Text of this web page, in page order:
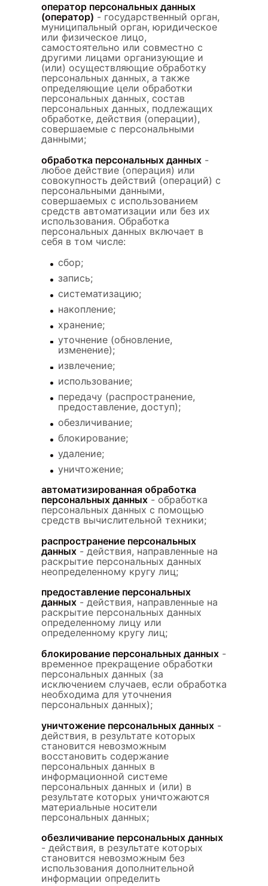
оператор персональных данных
(оператор) - государственный орган,
муниципальный орган, юридическое
или физическое лицо,
самостоятельно или совместно с
другими лицами организующие и
(или) осуществляющие обработку
персональных данных, а также
определяющие цели обработки
персональных данных, состав
персональных данных, подлежащих
обработке, действия (операции),
совершаемые с персональными
данными;
обработка персональных данных -
любое действие (операция) или
совокупность действий (операций) с
персональными данными,
совершаемых с использованием
средств автоматизации или без их
использования. Обработка
персональных данных включает в
себя в том числе:
сбор;
запись;
систематизацию;
накопление;
хранение;
уточнение (обновление,
изменение);
извлечение;
использование;
передачу (распространение,
предоставление, доступ);
обезличивание;
блокирование;
удаление;
уничтожение;
автоматизированная обработка
персональных данных - обработка
персональных данных с помощью
средств вычислительной техники;
распространение персональных
данных - действия, направленные на
раскрытие персональных данных
неопределенному кругу лиц;
предоставление персональных
данных - действия, направленные на
раскрытие персональных данных
определенному лицу или
определенному кругу лиц;
блокирование персональных данных -
временное прекращение обработки
персональных данных (за
исключением случаев, если обработка
необходима для уточнения
персональных данных);
уничтожение персональных данных -
действия, в результате которых
становится невозможным
восстановить содержание
персональных данных в
информационной системе
персональных данных и (или) в
результате которых уничтожаются
материальные носители
персональных данных;
обезличивание персональных данных
- действия, в результате которых
становится невозможным без
использования дополнительной
информации определить